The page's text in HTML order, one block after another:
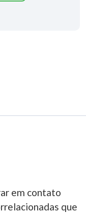
em contato
que